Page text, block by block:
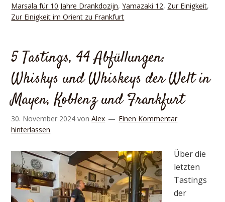
Marsala für 10 Jahre Drankdozijn,Yamazaki 12, Zur Einigkeit,
Zur Einigkeit im Orient zu Frankfurt
5 Tastings, 44 Abfüllungen:
Whiskys und Whiskeys der Welt in
Mayen, Koblenz und Frankfurt
30. November 2024 vonAlex
Einen Kommentar
hinterlassen
Über die
letzten
Tastings
der